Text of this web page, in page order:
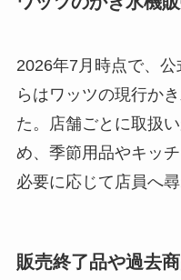
2026年7月時点で、
らはワッツの現行か
た。店舗ごとに取扱
め、季節用品やキッ
必要に応じて店員へ尋
販売終了品や過去